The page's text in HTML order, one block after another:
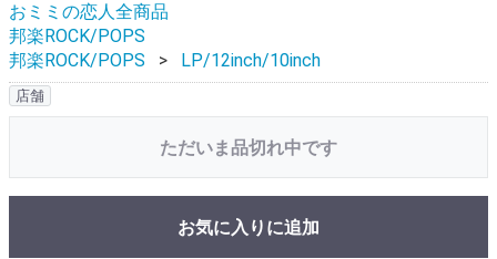
おミミの恋人全商品
邦楽ROCK/POPS
邦楽ROCK/POPS
LP/12inch/10inch
店舗
ただいま品切れ中です
お気に入りに追加